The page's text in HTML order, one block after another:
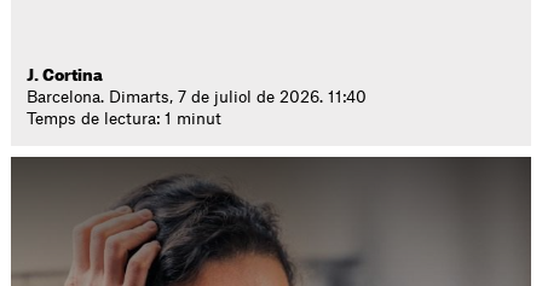
J. Cortina
Barcelona. Dimarts, 7 de juliol de 2026. 11:40
Temps de lectura: 1 minut